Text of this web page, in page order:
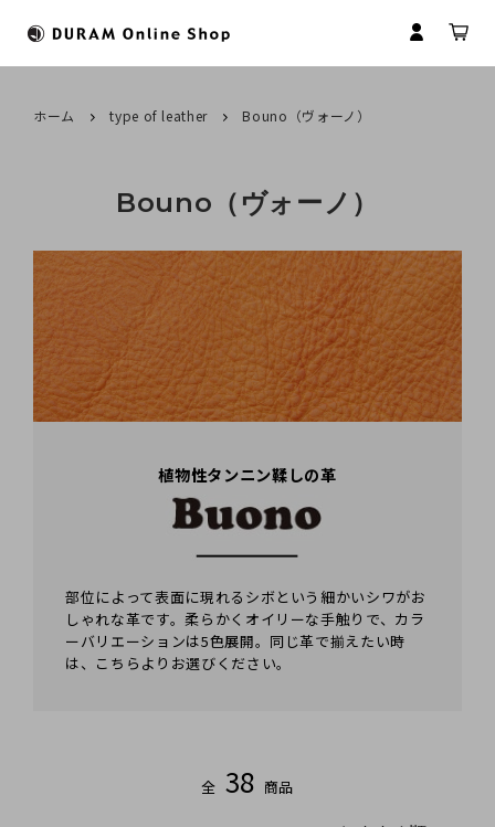
マネークリップ
コインケース
名刺入れ
パスケース
カメラストラップ
革について
革製品のお取扱いについて
商品のお届けについて
名入れについて
名入れできる商品一覧
糸色のカスタマイズ
ラッピングについて
会員登録
ログイン
ホーム type of leather Bouno（ヴォーノ）
Bouno（ヴォーノ）
植物性タンニン鞣しの革
部位によって表面に現れるシボという細かいシワがお
しゃれな革です。柔らかくオイリーな手触りで、カラ
ーバリエーションは5色展開。同じ革で揃えたい時
は、こちらよりお選びください。
全 38 商品